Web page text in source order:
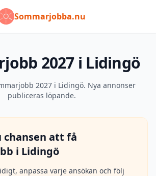
Sommarjobba.nu
2027 i Lidingö
2027 i Lidingö. Nya annonser
publiceras löpande.
chansen att få
i Lidingö
anpassa varje ansökan och följ